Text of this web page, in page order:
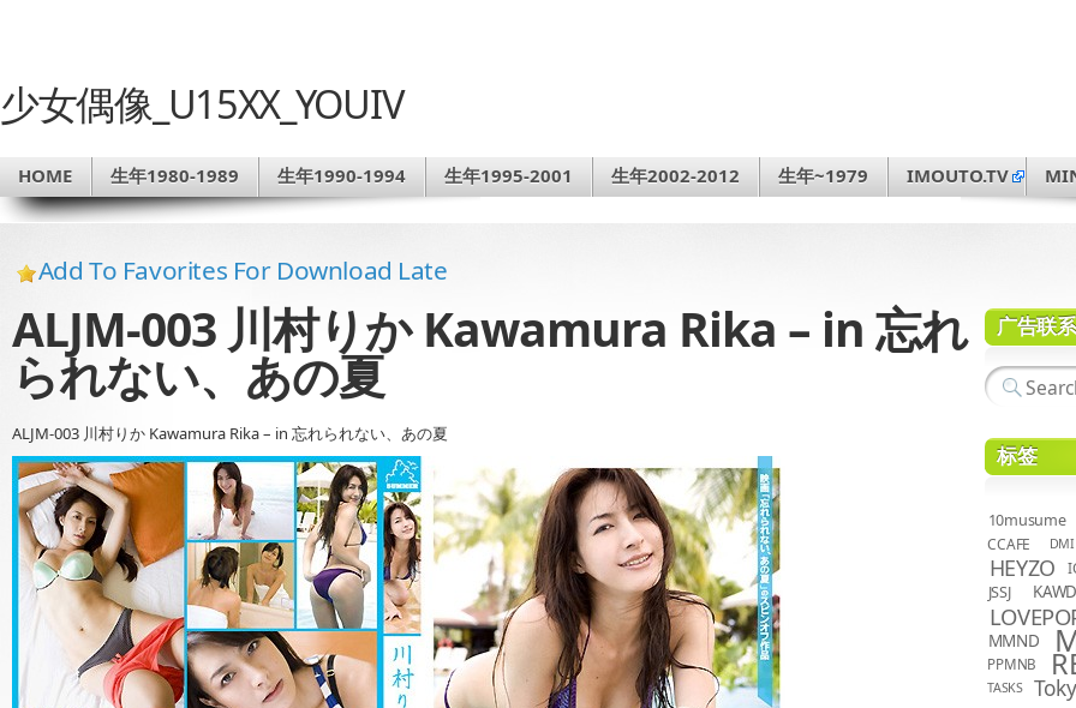
少女偶像_U15XX_YOUIV
HOME 生年1980-1989 生年1990-1994 生年1995-2001 生年2002-2012 生年~1979 IMOUTO.TV
Add To Favorites For Download Late
ALJM-003 川村りか Kawamura Rika – in 忘れ
られない、あの夏
ALJM-003 川村りか Kawamura Rika – in 忘れられない、あの夏
广告联
标签
10musume
CCAFE DMI
HEYZO
JSSJ KAWD
MMND
PPMNB
TASKS